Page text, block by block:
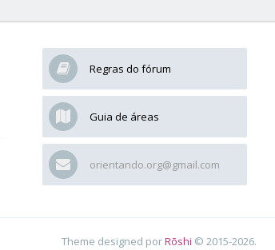
Regras do fórum
Guia de áreas
orientando.org@gmail.com
Theme designed porRōshi © 2015-2026.